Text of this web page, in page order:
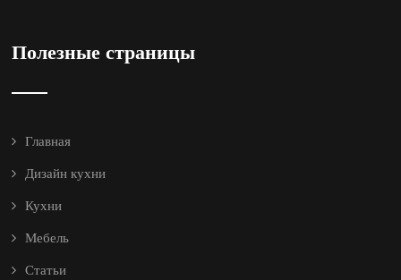
Полезные страницы
Главная
Дизайн кухни
Кухни
Мебель
Статьи